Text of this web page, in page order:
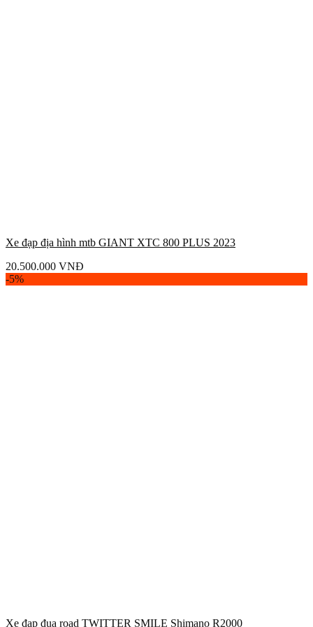
Xe đạp địa hình mtb GIANT XTC 800 PLUS 2023
20.500.000 VNĐ
-5%
Xe đạp đua road TWITTER SMILE Shimano R2000